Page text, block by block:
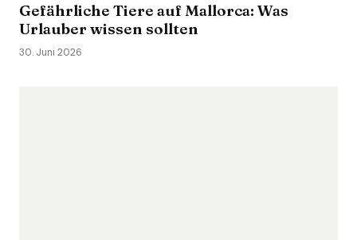
Gefährliche Tiere auf Mallorca: Was
Urlauber wissen sollten
30. Juni 2026